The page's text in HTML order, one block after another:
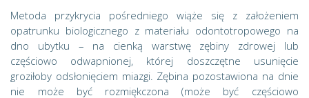
Metoda przykrycia pośredniego wiąże się z założeniem
opatrunku biologicznego z materiału odontotropowego na
dno ubytku – na cienką warstwę zębiny zdrowej lub
częściowo odwapnionej, której doszczętne usunięcie
groziłoby odsłonięciem miazgi. Zębina pozostawiona na dnie
nie może być rozmiękczona (może być częściowo